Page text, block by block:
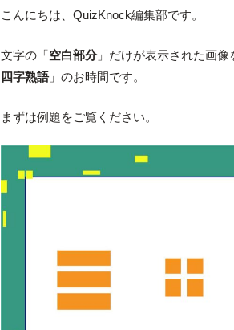
こんにちは、QuizKnock編集部です。
文字の「空白部分」だけが表示された画
四字熟語」のお時間です。
まずは例題をご覧ください。